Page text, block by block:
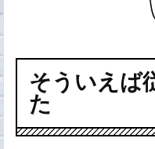
そういえば
た